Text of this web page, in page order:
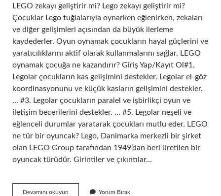
LEGO zekayı geliştirir mi? Lego zekayı geliştirir mi?
Çocuklar Lego tuğlalarıyla oynarken eğlenirken, zekaları
ve diğer gelişimleri açısından da büyük ilerleme
kaydederler. Oyun oynamak çocukların hayal güçlerini ve
yaratıcılıklarını aktif olarak kullanmalarını sağlar. LEGO
oynamak çocuğa ne kazandırır? Giriş Yap/Kayıt Ol#1.
Legolar çocukların kas gelişimini destekler. Legolar el-göz
koordinasyonunu ve küçük kasların gelişimini destekler.
… #3. Legolar çocukların paralel ve işbirlikçi oyun ve
iletişim becerilerini destekler. … #5. Legolar neşeli ve
eğlenceli durumlar yaratarak çocukları mutlu eder. LEGO
ne tür bir oyuncak? Lego, Danimarka merkezli bir şirket
olan LEGO Group tarafından 1949’dan beri üretilen bir
oyuncak türüdür. Girintiler ve çıkıntılar…
Devamını okuyun Yorum Bırak